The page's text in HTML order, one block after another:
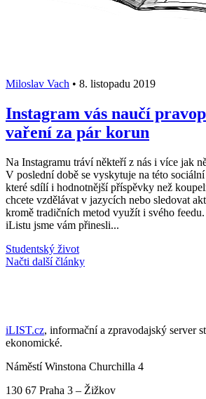
Miloslav Vach • 8. listopadu 2019
Instagram vás naučí
vaření za pár korun
Na Instagramu tráví někteří z nás i více jak
V poslední době se vyskytuje na této
které sdílí i hodnotnější příspěvky než
chcete vzdělávat v jazycích nebo sledovat
kromě tradičních metod využít i svého
iListu jsme vám přinesli...
Studentský život
Načti další články
iLIST.cz, informační a zpravodajský server
ekonomické.
Náměstí Winstona Churchilla 4
130 67 Praha 3 – Žižkov